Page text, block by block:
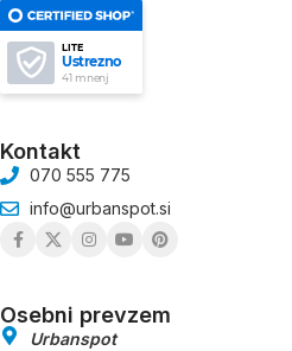
LITE
Ustrezno
41 mnenj
Kontakt
070 555 775
info@urbanspot.si
Osebni prevzem
Urbanspot